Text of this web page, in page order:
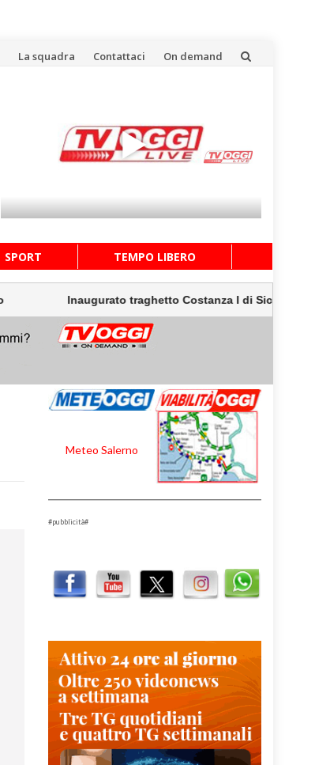
La squadra Contattaci On demand
SPORT TEMPO LIBERO
Inaugurato traghetto Costanza I di Sicilia, Schifani
Meteo Salerno
#pubblicità#